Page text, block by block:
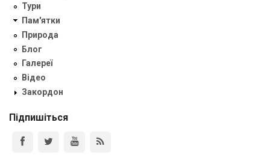
Тури
Пам'ятки
Природа
Блог
Галереї
Відео
Закордон
Підпишіться